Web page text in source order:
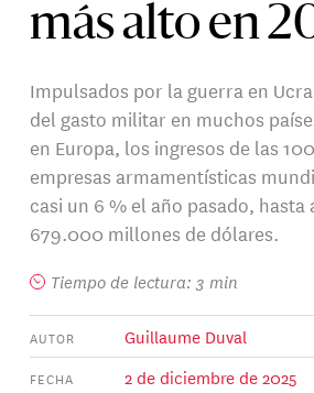
más alto en
Impulsados por la guerra en
del gasto militar en muchos
en Europa, los ingresos de las
empresas armamentísticas
casi un 6 % el año pasado, hasta
679.000 millones de dólares.
Tiempo de lectura: 3 min
AUTOR Guillaume Duval
FECHA 2 de diciembre de 2025